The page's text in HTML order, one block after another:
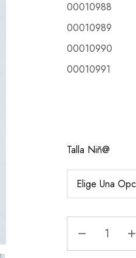
00010988
00010989
00010990
00010991
Talla Niñ@